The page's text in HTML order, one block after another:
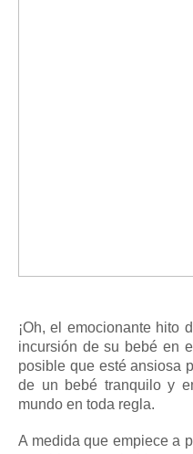
¡Oh, el emocionante hito
incursión de su bebé en
posible que esté ansiosa
de un bebé tranquilo y
mundo en toda regla.
A medida que empiece a